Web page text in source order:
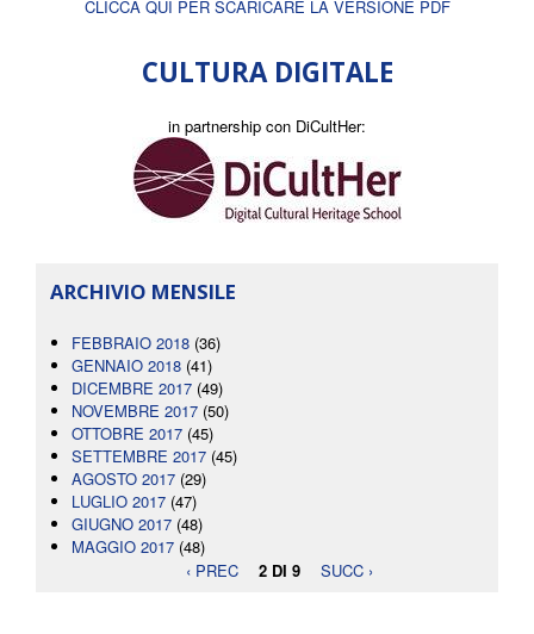
CLICCA QUI PER SCARICARE LA VERSIONE PDF
CULTURA DIGITALE
in partnership con DiCultHer:
ARCHIVIO MENSILE
FEBBRAIO 2018 (36)
GENNAIO 2018 (41)
DICEMBRE 2017 (49)
NOVEMBRE 2017 (50)
OTTOBRE 2017 (45)
SETTEMBRE 2017 (45)
AGOSTO 2017 (29)
LUGLIO 2017 (47)
GIUGNO 2017 (48)
MAGGIO 2017 (48)
‹ PREC
2 DI 9 SUCC ›